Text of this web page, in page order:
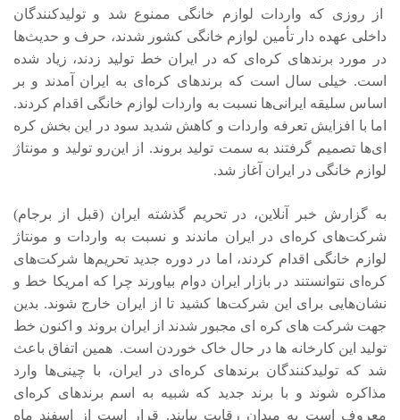
از روزی که واردات لوازم خانگی ممنوع شد و تولیدکنندگان
داخلی عهده دار تأمین لوازم خانگی کشور شدند، حرف و حدیث‌ها
در مورد برندهای کره‌ای که در ایران خط تولید زدند، زیاد شده
است. خیلی سال است که برندهای کره‌ای به ایران آمدند و بر
اساس سلیقه ایرانی‌ها نسبت به واردات لوازم خانگی اقدام کردند.
اما با افزایش تعرفه واردات و کاهش شدید سود در این بخش کره
ای‌ها تصمیم گرفتند به سمت تولید بروند. از این‌رو تولید و مونتاژ
لوازم خانگی در ایران آغاز شد.
به گزارش خبر آنلاین، در تحریم گذشته ایران (قبل از برجام)
شرکت‌های کره‌ای در ایران ماندند و نسبت به واردات و مونتاژ
لوازم خانگی اقدام کردند، اما در دوره جدید تحریم‌ها شرکت‌های
کره‌ای نتوانستند در بازار ایران دوام بیاورند چرا که امریکا خط و
نشان‌هایی برای این شرکت‌ها کشید تا از ایران خارج شوند. بدین
جهت شرکت های کره ای مجبور شدند از ایران بروند و اکنون خط
تولید این کارخانه ها در حال خاک خوردن است. همین اتفاق باعث
شد که تولیدکنندگان برندهای کره‌ای در ایران، با چینی‌ها وارد
مذاکره شوند و با برند جدید که شبیه به اسم برندهای کره‌ای
معروف است به میدان رقابت بیایند. قرار است از اسفند ماه